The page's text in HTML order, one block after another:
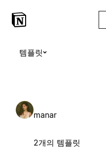
템플릿
manar
2개의 템플릿